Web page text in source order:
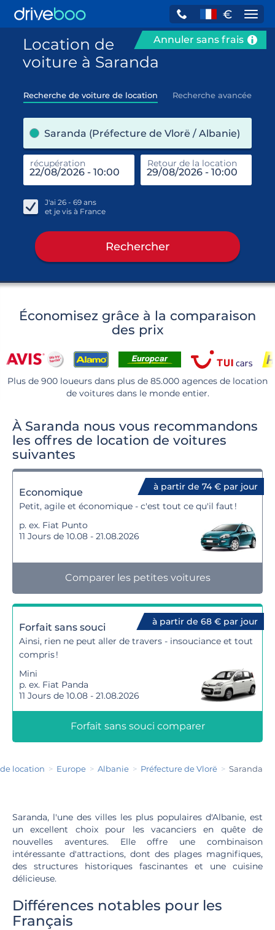
€
Annuler sans frais
Location de
voiture à Saranda
Recherche de voiture de location Recherche avancée
Saranda (Préfecture de Vlorë / Albanie)
récupération Retour de la location
J'ai 26 - 69 ans
et je vis à France
Rechercher
Économisez grâce à la comparaison
des prix
Plus de 900 loueurs dans plus de 85.000 agences de location
de voitures dans le monde entier.
À Saranda nous vous recommandons
les offres de location de voitures
suivantes
à partir de 74 € par jour
Economique
Petit, agile et économique - c'est tout ce qu'il faut !
p. ex. Fiat Punto
11 Jours de 10.08 - 21.08.2026
Comparer les petites voitures
à partir de 68 € par jour
Forfait sans souci
Ainsi, rien ne peut aller de travers - insouciance et tout
compris !
Mini
p. ex. Fiat Panda
11 Jours de 10.08 - 21.08.2026
Forfait sans souci comparer
location Europe Albanie Préfecture de Vlorë Saranda
Saranda, l'une des villes les plus populaires d'Albanie, est
un excellent choix pour les vacanciers en quête de
nouvelles aventures. Elle offre une combinaison
intéressante d'attractions, dont des plages magnifiques,
des structures historiques fascinantes et une cuisine
délicieuse.
Différences notables pour les
Français